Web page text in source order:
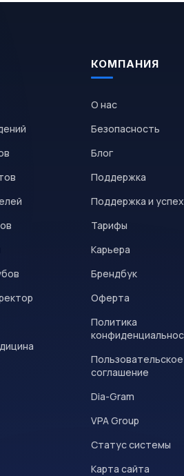
КОМПАНИЯ
О нас
Безопасность
Блог
Поддержка
Поддержка и успех
Тарифы
Карьера
Брендбук
Оферта
Политика
Пользовательское
соглашение
Dia-Gram
VPA Group
Статус системы
Карта сайта